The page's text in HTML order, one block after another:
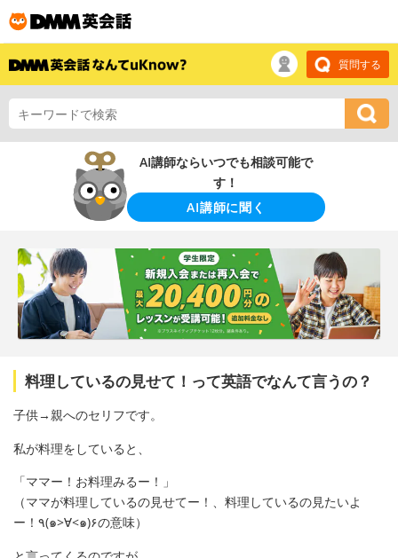
質問する
AI講師ならいつでも相談可能で
す！
AI講師に聞く
料理しているの見せて！って英語でなんて言うの？
子供→親へのセリフです。
私が料理をしていると、
「ママー！お料理みるー！」
（ママが料理しているの見せてー！、料理しているの見たいよ
ー！٩(๑>∀<๑)۶の意味）